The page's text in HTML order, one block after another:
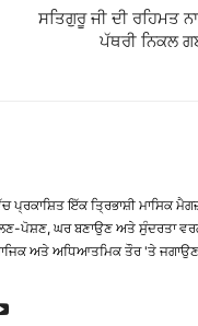
ਸਤਿਗੁਰੂ ਜੀ ਦੀ ਰਹਿਮਤ
ਪੱਥਰੀ ਨਿਕਲ
ਪ੍ਰਕਾਸ਼ਿਤ ਇੱਕ ਤ੍ਰਿਭਾਸ਼ੀ ਮਾਸਿਕ
ਪੋਸ਼ਣ, ਘਰ ਬਣਾਉਣ ਅਤੇ ਸੁੰਦਰਤਾ
ਅਤੇ ਅਧਿਆਤਮਿਕ ਤੌਰ 'ਤੇ